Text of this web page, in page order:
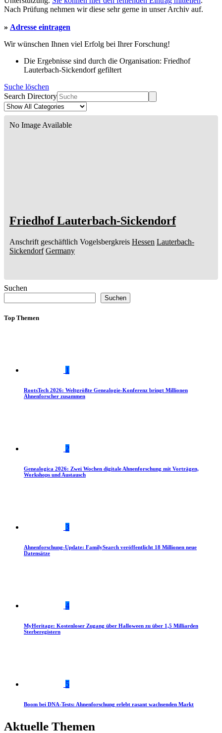
Nach Prüfung nehmen wir diese sehr gerne in unser Archiv auf.
» Adresse eintragen
Wir wünschen Ihnen viel Erfolg bei Ihrer Forschung!
Die Ergebnisse sind durch die Organisation: Friedhof
Lauterbach-Sickendorf gefiltert
Suche löschen
Search Directory
No Image Available
Friedhof Lauterbach-Sickendorf
Anschrift geschäftlich Vogelsbergkreis Hessen Lauterbach-
Sickendorf Germany
Suchen
Suchen
Top Themen
1
RootsTech 2026: Weltgrößte Genealogie-Konferenz bringt Millionen
Ahnenforscher zusammen
2
Genealogica 2026: Zwei Wochen digitale Ahnenforschung mit Vorträgen,
Workshops und Austausch
3
Ahnenforschung-Update: FamilySearch veröffentlicht 18 Millionen neue
Datensätze
4
MyHeritage: Kostenloser Zugang über Halloween zu über 1,5 Milliarden
Sterberegistern
5
Boom bei DNA-Tests: Ahnenforschung erlebt rasant wachsenden Markt
Aktuelle Themen